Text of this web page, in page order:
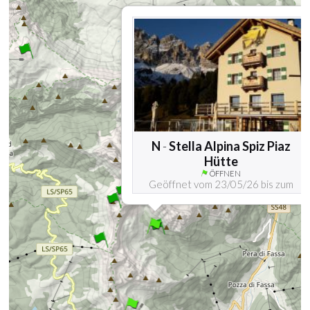
N -Stella Alpina Spiz Piaz
Hütte
ÖFFNEN
Geöffnet vom 23/05/26 bis zum
16/10/26
Mehr